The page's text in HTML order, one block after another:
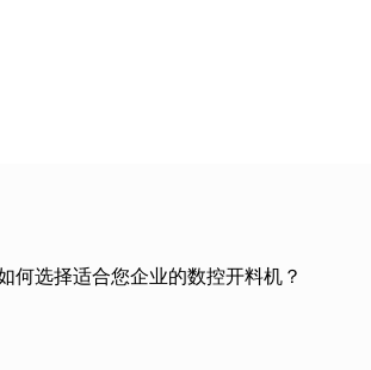
何选择适合您企业的数控开料机？